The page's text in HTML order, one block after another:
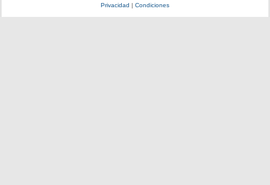
Privacidad | Condiciones